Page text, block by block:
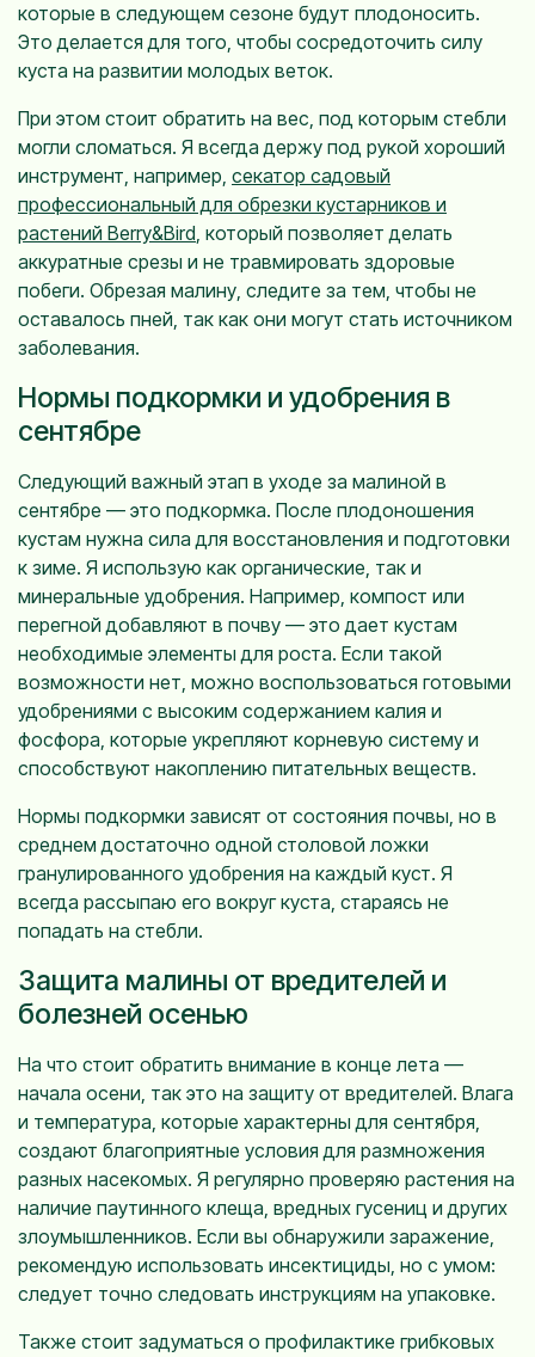
которые в следующем сезоне будут плодоносить.
Это делается для того, чтобы сосредоточить силу
куста на развитии молодых веток.
При этом стоит обратить на вес, под которым стебли
могли сломаться. Я всегда держу под рукой хороший
инструмент, например, секатор садовый
профессиональный для обрезки кустарников и
растений Berry&Bird, который позволяет делать
аккуратные срезы и не травмировать здоровые
побеги. Обрезая малину, следите за тем, чтобы не
оставалось пней, так как они могут стать источником
заболевания.
Нормы подкормки и удобрения в
сентябре
Следующий важный этап в уходе за малиной в
сентябре — это подкормка. После плодоношения
кустам нужна сила для восстановления и подготовки
к зиме. Я использую как органические, так и
минеральные удобрения. Например, компост или
перегной добавляют в почву — это дает кустам
необходимые элементы для роста. Если такой
возможности нет, можно воспользоваться готовыми
удобрениями с высоким содержанием калия и
фосфора, которые укрепляют корневую систему и
способствуют накоплению питательных веществ.
Нормы подкормки зависят от состояния почвы, но в
среднем достаточно одной столовой ложки
гранулированного удобрения на каждый куст. Я
всегда рассыпаю его вокруг куста, стараясь не
попадать на стебли.
Защита малины от вредителей и
болезней осенью
На что стоит обратить внимание в конце лета —
начала осени, так это на защиту от вредителей. Влага
и температура, которые характерны для сентября,
создают благоприятные условия для размножения
разных насекомых. Я регулярно проверяю растения на
наличие паутинного клеща, вредных гусениц и других
злоумышленников. Если вы обнаружили заражение,
рекомендую использовать инсектициды, но с умом:
следует точно следовать инструкциям на упаковке.
Также стоит задуматься о профилактике грибковых